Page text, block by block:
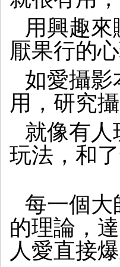
用興趣
厭果行的心
如愛攝影
用，研究
就像有人
玩法，和
每一個大
的理論，
人愛直接爆